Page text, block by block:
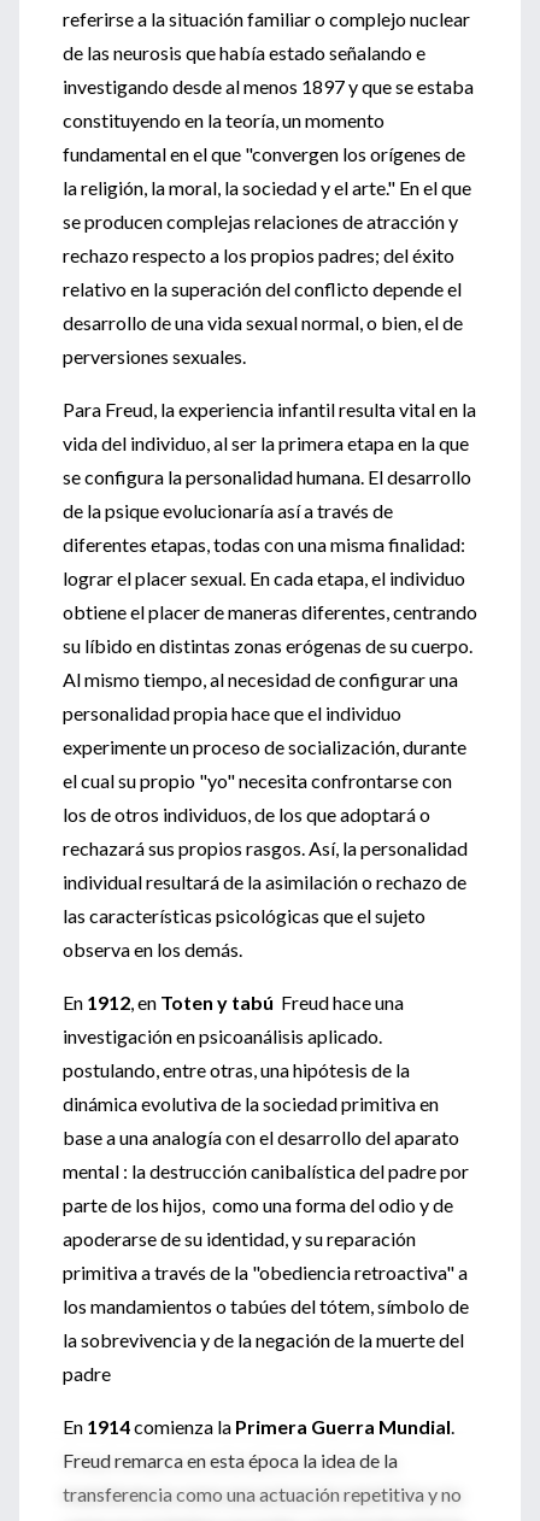
referirse a la situación familiar o complejo nuclear
de las neurosis que había estado señalando e
investigando desde al menos 1897 y que se estaba
constituyendo en la teoría, un momento
fundamental en el que "convergen los orígenes de
la religión, la moral, la sociedad y el arte." En el que
se producen complejas relaciones de atracción y
rechazo respecto a los propios padres; del éxito
relativo en la superación del conflicto depende el
desarrollo de una vida sexual normal, o bien, el de
perversiones sexuales.
Para Freud, la experiencia infantil resulta vital en la
vida del individuo, al ser la primera etapa en la que
se configura la personalidad humana. El desarrollo
de la psique evolucionaría así a través de
diferentes etapas, todas con una misma finalidad:
lograr el placer sexual. En cada etapa, el individuo
obtiene el placer de maneras diferentes, centrando
su líbido en distintas zonas erógenas de su cuerpo.
Al mismo tiempo, al necesidad de configurar una
personalidad propia hace que el individuo
experimente un proceso de socialización, durante
el cual su propio "yo" necesita confrontarse con
los de otros individuos, de los que adoptará o
rechazará sus propios rasgos. Así, la personalidad
individual resultará de la asimilación o rechazo de
las características psicológicas que el sujeto
observa en los demás.
En 1912, en Toten y tabú Freud hace una
investigación en psicoanálisis aplicado.
postulando, entre otras, una hipótesis de la
dinámica evolutiva de la sociedad primitiva en
base a una analogía con el desarrollo del aparato
mental : la destrucción canibalística del padre por
parte de los hijos, como una forma del odio y de
apoderarse de su identidad, y su reparación
primitiva a través de la "obediencia retroactiva" a
los mandamientos o tabúes del tótem, símbolo de
la sobrevivencia y de la negación de la muerte del
padre
En 1914comienza la Primera Guerra Mundial.
Freud remarca en esta época la idea de la
transferencia como una actuación repetitiva y no